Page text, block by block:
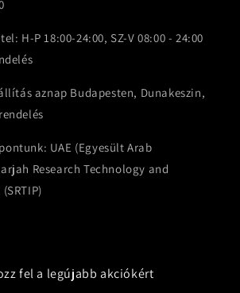
H-P 18:00-24:00, SZ-V 08:00 - 24:00
aznap Budapesten, Dunakeszin,
UAE (Egyesült Arab
Research Technology and
fel a legújabb akciókért